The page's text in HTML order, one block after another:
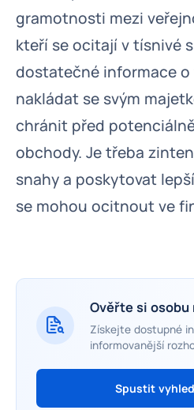
gramotnosti mezi
kteří se ocitají v tísnivé
dostatečné informace
nakládat se svým
chránit před
obchody. Je třeba
snahy a poskytovat
se mohou ocitnout ve
Ověřte si
Získejte dostupné
informovanější
Spustit